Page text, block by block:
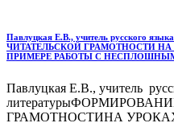
Павлуцкая Е.В., учитель русского
ЧИТАТЕЛЬСКОЙ ГРАМОТНОСТИ
ПРИМЕРЕ РАБОТЫ С
Павлуцкая Е.В., учитель
ГРАМОТНОСТИНА